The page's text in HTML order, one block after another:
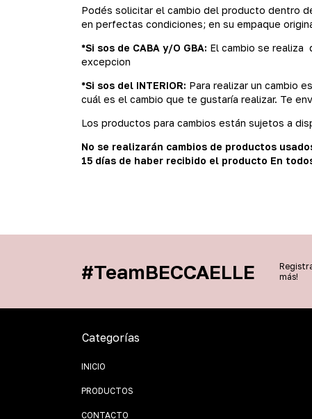
Podés solicitar el cambio del producto dentro
en perfectas condiciones; en su empaque
*Si sos de CABA y/O GBA: El cambio se realiza
excepcion
*Si sos del INTERIOR: Para realizar un cambio
cuál es el cambio que te gustaría realizar. Te
Los productos para cambios están sujetos a
No se realizarán cambios de productos
15 días de haber recibido el producto En
#TeamBECCAELLE
más!
Categorías
INICIO
PRODUCTOS
CONTACTO